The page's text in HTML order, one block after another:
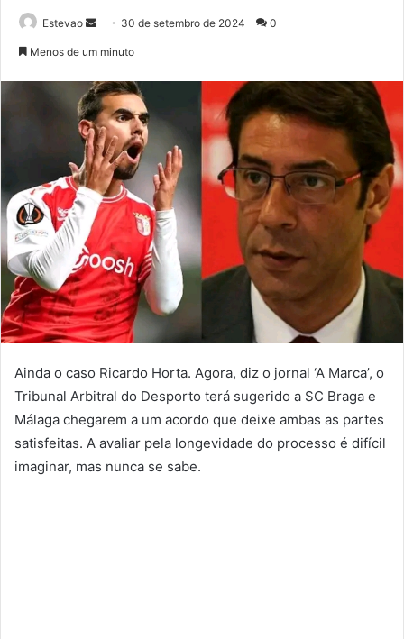
Estevao
Mande
mail
30 de setembro de 2024 0
Menos de um minuto
Ainda o caso Ricardo Horta. Agora, diz o jornal ‘A Marca’, o
Tribunal Arbitral do Desporto terá sugerido a SC Braga e
Málaga chegarem a um acordo que deixe ambas as partes
satisfeitas. A avaliar pela longevidade do processo é difícil
imaginar, mas nunca se sabe.